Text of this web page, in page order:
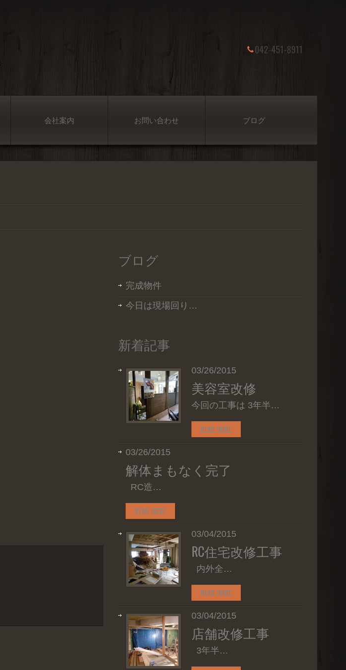
042-451-8911
会社案内 お問い合わせ ブログ
ブログ
完成物件
今日は現場回り…
新着記事
03/26/2015
美容室改修
今回の工事は 3年半…
READ MORE
03/26/2015
解体まもなく完了
RC造…
READ MORE
03/04/2015
RC住宅改修工事
内外全…
READ MORE
03/04/2015
店舗改修工事
3年半…